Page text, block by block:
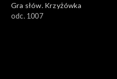
Gra słów. Krzyżówka
odc. 1007